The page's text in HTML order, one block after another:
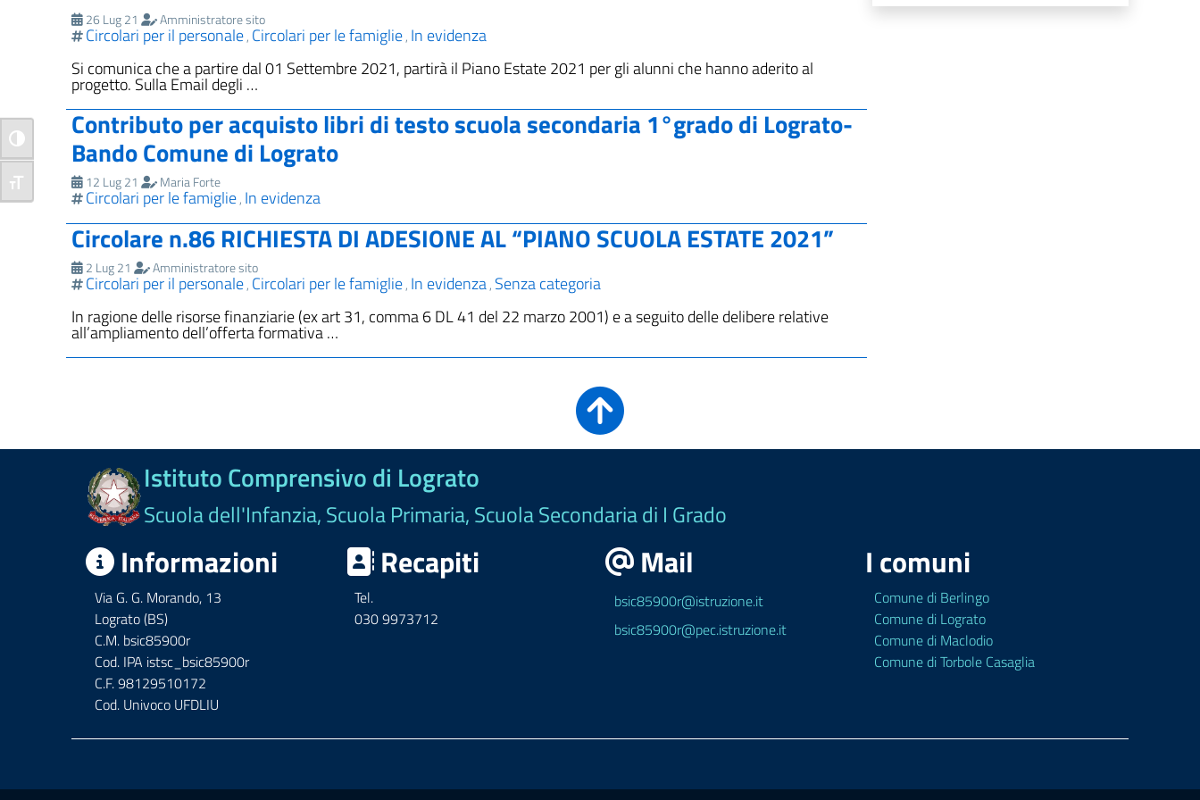
Attiva/disattiva alto contrasto
Attiva/disattiva dimensione testo
26 Lug 21 Amministratore sito
Circolari per il personale, Circolari per le famiglie, In evidenza
Si comunica che a partire dal 01 Settembre 2021, partirà il Piano Estate 2021 per gli alunni che hanno aderito al
progetto. Sulla Email degli …
Contributo per acquisto libri di testo scuola secondaria 1°grado di Lograto-
Bando Comune di Lograto
12 Lug 21 Maria Forte
Circolari per le famiglie, In evidenza
Circolare n.86 RICHIESTA DI ADESIONE AL “PIANO SCUOLA ESTATE 2021”
2 Lug 21 Amministratore sito
Circolari per il personale, Circolari per le famiglie, In evidenza, Senza categoria
In ragione delle risorse finanziarie (ex art 31, comma 6 DL 41 del 22 marzo 2001) e a seguito delle delibere relative
all’ampliamento dell’offerta formativa …
Istituto Comprensivo di Lograto
Scuola dell'Infanzia, Scuola Primaria, Scuola Secondaria di I Grado
Informazioni
Via G. G. Morando, 13
Lograto (BS)
C.M. bsic85900r
Cod. IPA istsc_bsic85900r
C.F. 98129510172
Cod. Univoco UFDLIU
Recapiti
Tel.
030 9973712
Mail
bsic85900r@istruzione.it
bsic85900r@pec.istruzione.it
I comuni
Comune di Berlingo
Comune di Lograto
Comune di Maclodio
Comune di Torbole Casaglia